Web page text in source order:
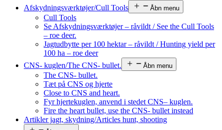
Afskydningsværktøjer/Cull Tools
Åbn menu
Cull Tools
Se Afskydningsværktøjer – råvildt / See the Cull Tools
– roe deer.
Jagtudbytte per 100 hektar – råvildt / Hunting yield per
100 ha – roe deer
CNS- kuglen/The CNS- bullet.
Åbn menu
The CNS- bullet.
Tæt på CNS og hjerte
Close to CNS and heart.
Fyr hjertekuglen, anvend i stedet CNS– kuglen.
Fire the heart bullet, use the CNS- bullet instead
Artikler jagt, skydning/Articles hunt, shooting